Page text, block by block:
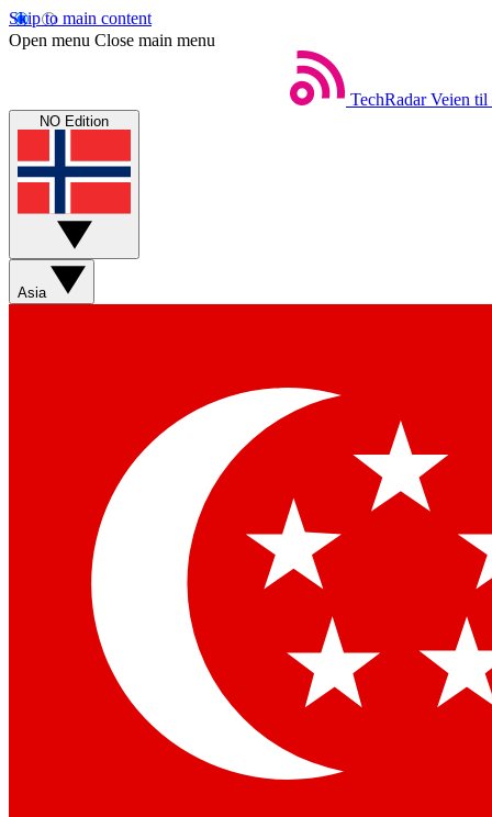
Skip to main content
Open menu Close main menu
TechRadar Veien til
NO Edition
Asia